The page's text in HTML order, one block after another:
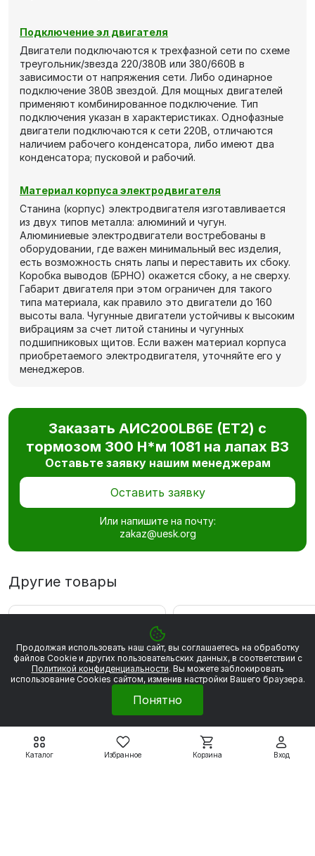
Каталог Избранное Корзина Вход
Подключение эл двигателя
Двигатели подключаются к трехфазной сети по схеме
треугольник/звезда 220/380В или 380/660В в
зависимости от напряжения сети. Либо одинарное
подключение 380В звездой. Для мощных двигателей
применяют комбинированное подключение. Тип
подключения указан в характеристиках. Однофазные
двигатели подключаются к сети 220В, отличаются
наличием рабочего конденсатора, либо имеют два
конденсатора; пусковой и рабочий.
Материал корпуса электродвигателя
Станина (корпус) электродвигателя изготавливается
из двух типов металла: алюминий и чугун.
Алюминиевые электродвигатели востребованы в
оборудовании, где важен минимальный вес изделия,
есть возможность снять лапы и переставить их сбоку.
Коробка выводов (БРНО) окажется сбоку, а не сверху.
Габарит двигателя при этом ограничен для такого
типа материала, как правило это двигатели до 160
высоты вала. Чугунные двигатели устойчивы к высоким
вибрациям за счет литой станины и чугунных
подшипниковых щитов. Если важен материал корпуса
приобретаемого электродвигателя, уточняйте его у
менеджеров.
Заказать AИC200LB6Е (ET2) с
тормозом 300 Н*м 1081 на лапах В3
Оставьте заявку нашим менеджерам
Оставить заявку
Или напишите на почту:
zakaz@uesk.org
Другие товары
Продолжая использовать наш сайт, вы соглашаетесь на обработку
файлов Сookie и других пользовательских данных, в соответствии с
Политикой конфиденциальности. Вы можете заблокировать
использование Cookies сайтом, изменив настройки Вашего браузера.
Понятно